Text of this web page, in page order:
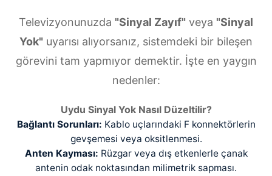
Televizyonunuzda "Sinyal Zayıf" veya "Sinyal
Yok" uyarısı alıyorsanız, sistemdeki bir bileşen
görevini tam yapmıyor demektir. İşte en yaygın
nedenler:
Uydu Sinyal Yok Nasıl Düzeltilir?
Bağlantı Sorunları: Kablo uçlarındaki F konnektörlerin
gevşemesi veya oksitlenmesi.
Anten Kayması: Rüzgar veya dış etkenlerle çanak
antenin odak noktasından milimetrik sapması.